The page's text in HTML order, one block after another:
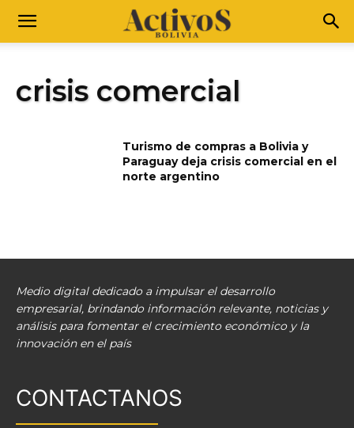
crisis comercial
Turismo de compras a Bolivia y
Paraguay deja crisis comercial en el
norte argentino
Medio digital dedicado a impulsar el desarrollo
empresarial, brindando información relevante, noticias y
análisis para fomentar el crecimiento económico y la
innovación en el país
CONTACTANOS